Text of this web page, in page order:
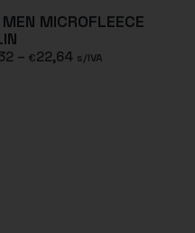
MICROFLEECE
– €22,64 s/IVA